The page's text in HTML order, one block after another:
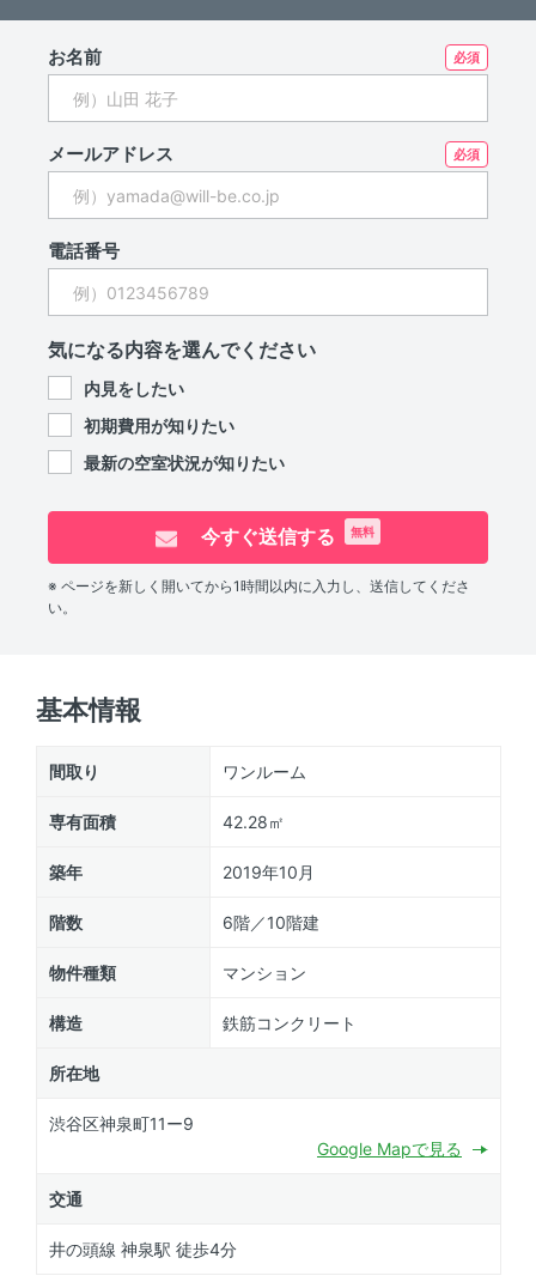
お名前
メールアドレス
電話番号
気になる内容を選んでください
内見をしたい
初期費用が知りたい
最新の空室状況が知りたい
今すぐ送信する 無料
※ ページを新しく開いてから1時間以内に入力し、送信してくださ
い。
基本情報
間取り ワンルーム
専有面積 42.28㎡
築年 2019年10月
階数 6階／10階建
物件種類 マンション
構造 鉄筋コンクリート
所在地
渋谷区神泉町11ー9
Google Mapで見る
交通
井の頭線 神泉駅 徒歩4分